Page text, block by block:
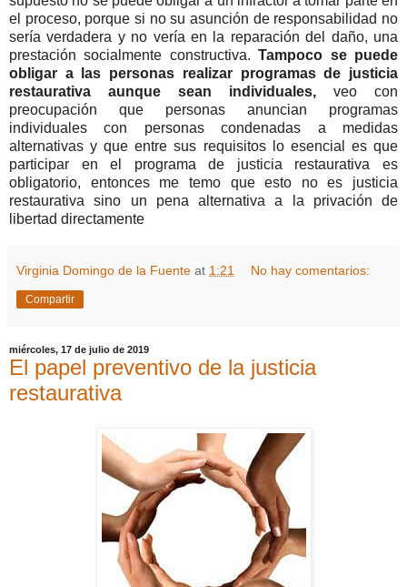
el proceso, porque si no su asunción de responsabilidad no
sería verdadera y no vería en la reparación del daño, una
prestación socialmente constructiva.Tampoco se puede
obligar a las personas realizar programas de justicia
restaurativa aunque sean individuales, veo con
preocupación que personas anuncian programas
individuales con personas condenadas a medidas
alternativas y que entre sus requisitos lo esencial es que
participar en el programa de justicia restaurativa es
obligatorio, entonces me temo que esto no es justicia
restaurativa sino un pena alternativa a la privación de
libertad directamente
Virginia Domingo de la Fuente at 1:21 No hay comentarios:
Compartir
miércoles, 17 de julio de 2019
El papel preventivo de la justicia
restaurativa